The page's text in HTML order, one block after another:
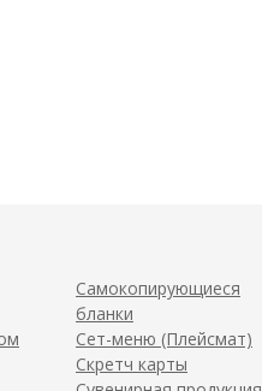
Самокопирующиеся
бланки
Сет-меню (Плейсмат)
Скретч карты